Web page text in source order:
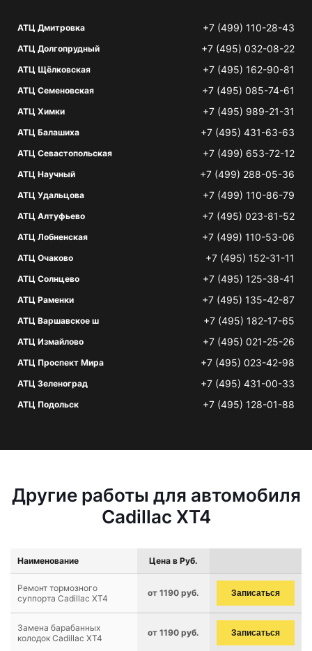
АТЦ Дмитровка +7 (499) 110-28-43
АТЦ Долгопрудный +7 (495) 032-08-22
АТЦ Щёлковская +7 (495) 162-90-81
АТЦ Семеновская +7 (495) 085-74-61
АТЦ Химки +7 (495) 989-21-31
АТЦ Балашиха +7 (495) 431-63-63
АТЦ Севастопольская +7 (499) 653-72-12
АТЦ Научный +7 (499) 288-05-36
АТЦ Удальцова +7 (499) 110-86-79
АТЦ Алтуфьево +7 (495) 023-81-52
АТЦ Лобненская +7 (499) 110-53-06
АТЦ Очаково +7 (495) 152-31-11
АТЦ Солнцево +7 (495) 125-38-41
АТЦ Раменки +7 (495) 135-42-87
АТЦ Варшавское ш +7 (495) 182-17-65
АТЦ Измайлово +7 (495) 021-25-26
АТЦ Проспект Мира +7 (495) 023-42-98
АТЦ Зеленоград +7 (495) 431-00-33
АТЦ Подольск +7 (495) 128-01-88
Другие работы для автомобиля
Cadillac XT4
Наименование Цена в Руб.
Ремонт тормозного
суппорта Cadillac XT4
от 1190 руб. Записаться
Замена барабанных
колодок Cadillac XT4
от 1190 руб. Записаться